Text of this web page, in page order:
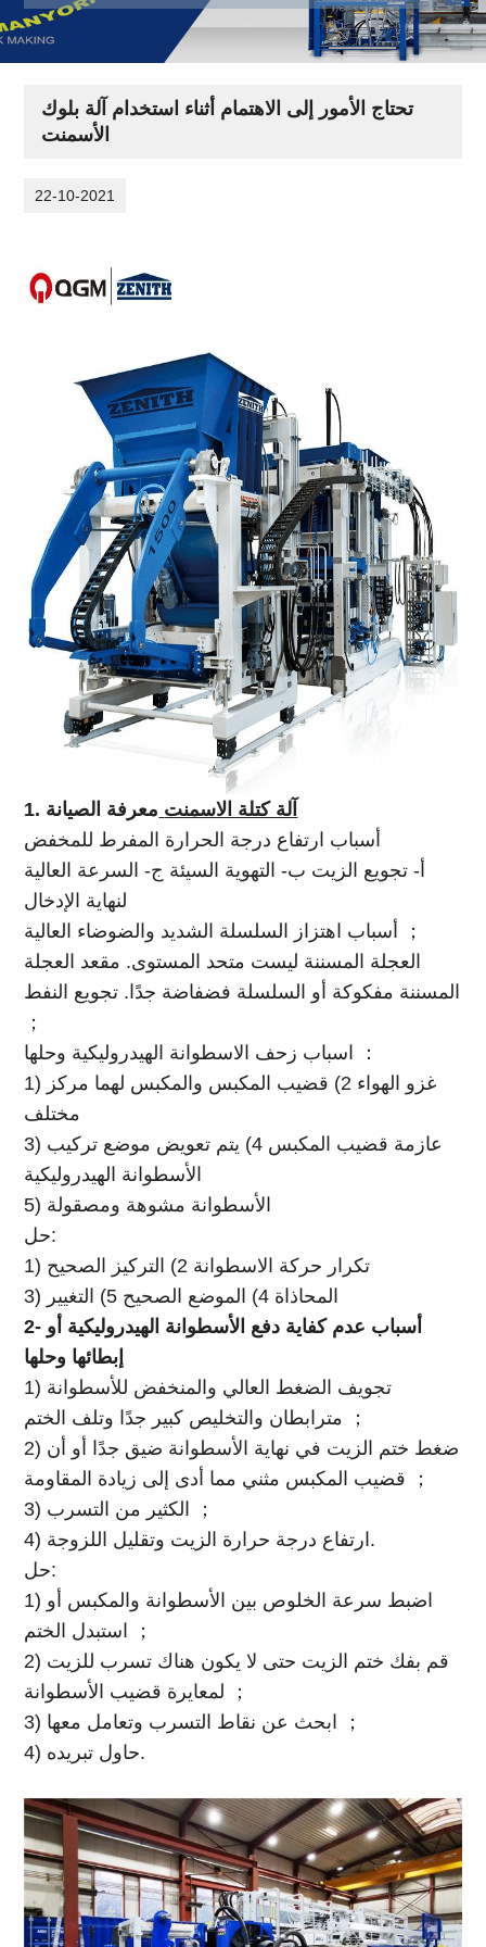
تحتاج الأمور إلى الاهتمام أثناء استخدام آلة بلوك
الأسمنت
22-10-2021
1. آلة كتلة الاسمنت معرفة الصيانة
أ- تجويع الزيت ب- التهوية السيئة ج- السرعة العالية
لنهاية الإدخال
أسباب اهتزاز السلسلة الشديد والضوضاء العالية ；
العجلة المسننة ليست متحد المستوى. مقعد العجلة
المسننة مفكوكة أو السلسلة فضفاضة جدًا. تجويع النفط
；
اسباب زحف الاسطوانة الهيدروليكية وحلها ：
1) غزو الهواء 2) قضيب المكبس والمكبس لهما مركز
3) عازمة قضيب المكبس 4) يتم تعويض موضع تركيب
5) الأسطوانة مشوهة ومصقولة
حل:
1) تكرار حركة الاسطوانة 2) التركيز الصحيح
3) المحاذاة 4) الموضع الصحيح 5) التغيير
2- أسباب عدم كفاية دفع الأسطوانة الهيدروليكية أو
إبطائها وحلها
1) تجويف الضغط العالي والمنخفض للأسطوانة
مترابطان والتخليص كبير جدًا وتلف الختم ；
2) ضغط ختم الزيت في نهاية الأسطوانة ضيق جدًا أو أن
قضيب المكبس مثني مما أدى إلى زيادة المقاومة ；
3) الكثير من التسرب ；
4) ارتفاع درجة حرارة الزيت وتقليل اللزوجة.
حل:
1) اضبط سرعة الخلوص بين الأسطوانة والمكبس أو
استبدل الختم ；
2) قم بفك ختم الزيت حتى لا يكون هناك تسرب للزيت
لمعايرة قضيب الأسطوانة ；
3) ابحث عن نقاط التسرب وتعامل معها ；
4) حاول تبريده.